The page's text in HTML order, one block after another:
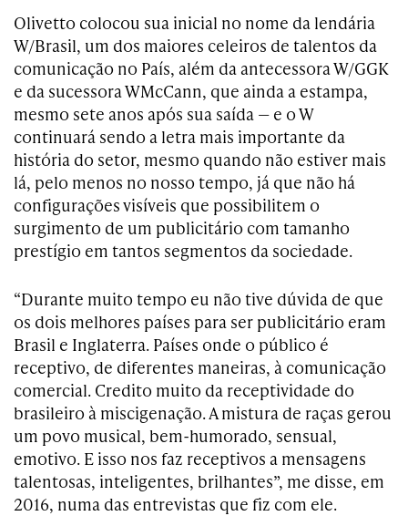
Olivetto colocou sua inicial no nome da lendária
W/Brasil, um dos maiores celeiros de talentos da
comunicação no País, além da antecessora W/GGK
e da sucessora WMcCann, que ainda a estampa,
mesmo sete anos após sua saída — e o W
continuará sendo a letra mais importante da
história do setor, mesmo quando não estiver mais
lá, pelo menos no nosso tempo, já que não há
configurações visíveis que possibilitem o
surgimento de um publicitário com tamanho
prestígio em tantos segmentos da sociedade.
“Durante muito tempo eu não tive dúvida de que
os dois melhores países para ser publicitário eram
Brasil e Inglaterra. Países onde o público é
receptivo, de diferentes maneiras, à comunicação
comercial. Credito muito da receptividade do
brasileiro à miscigenação. A mistura de raças gerou
um povo musical, bem-humorado, sensual,
emotivo. E isso nos faz receptivos a mensagens
talentosas, inteligentes, brilhantes”, me disse, em
2016, numa das entrevistas que fiz com ele.